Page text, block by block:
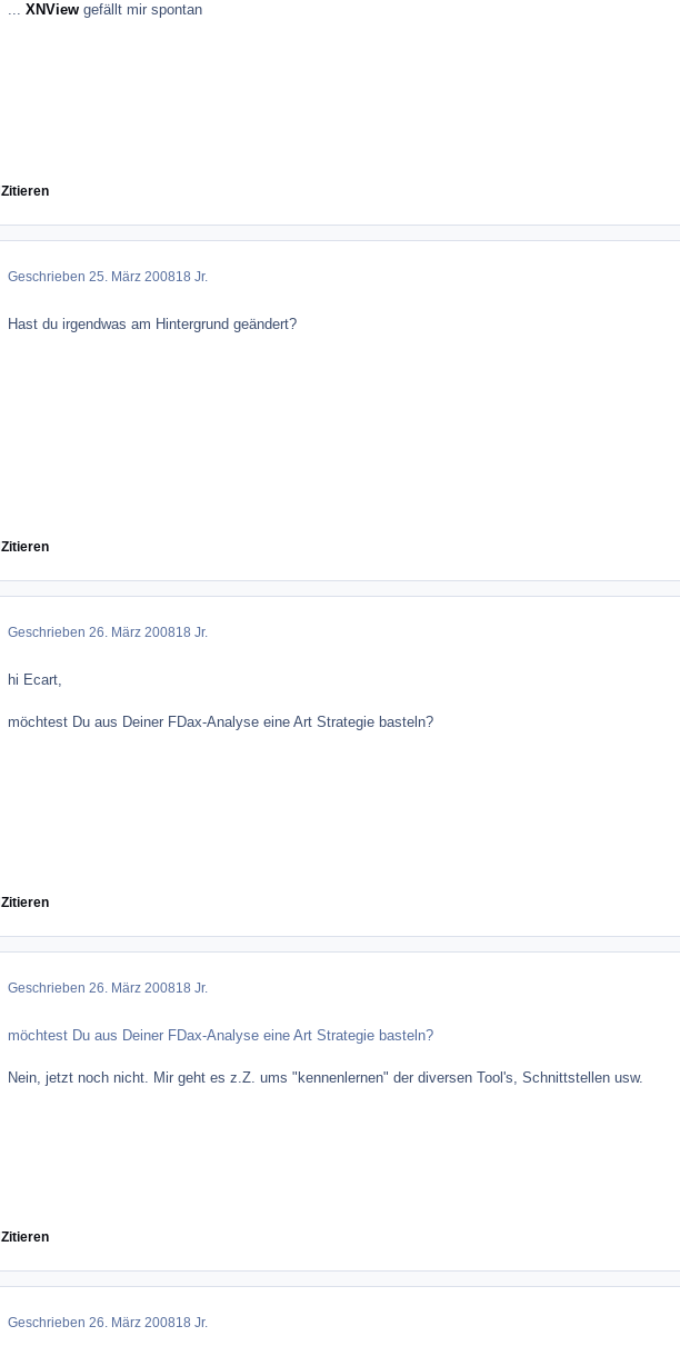
... XNView gefällt mir spontan
Zitieren
Geschrieben 25. März 200818 Jr.
Hast du irgendwas am Hintergrund geändert?
Zitieren
Geschrieben 26. März 200818 Jr.
hi Ecart,
möchtest Du aus Deiner FDax-Analyse eine Art Strategie basteln?
Zitieren
Geschrieben 26. März 200818 Jr.
möchtest Du aus Deiner FDax-Analyse eine Art Strategie basteln?
Nein, jetzt noch nicht. Mir geht es z.Z. ums "kennenlernen" der diversen Tool's, Schnittstellen usw.
Zitieren
Geschrieben 26. März 200818 Jr.